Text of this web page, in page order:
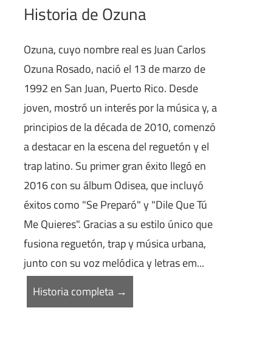
Historia de Ozuna
Ozuna, cuyo nombre real es Juan Carlos
Ozuna Rosado, nació el 13 de marzo de
1992 en San Juan, Puerto Rico. Desde
joven, mostró un interés por la música y, a
principios de la década de 2010, comenzó
a destacar en la escena del reguetón y el
trap latino. Su primer gran éxito llegó en
2016 con su álbum Odisea, que incluyó
éxitos como "Se Preparó" y "Dile Que Tú
Me Quieres". Gracias a su estilo único que
fusiona reguetón, trap y música urbana,
junto con su voz melódica y letras em...
Historia completa →